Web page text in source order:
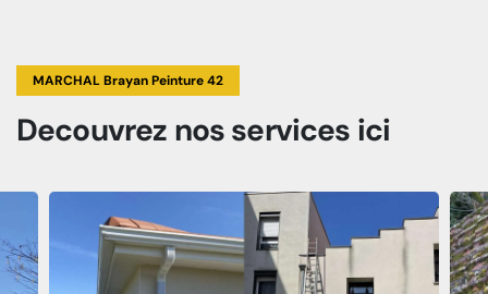
MARCHAL Brayan Peinture 42
Decouvrez nos services ici